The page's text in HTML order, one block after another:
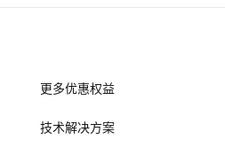
更多优惠权益
技术解决方案